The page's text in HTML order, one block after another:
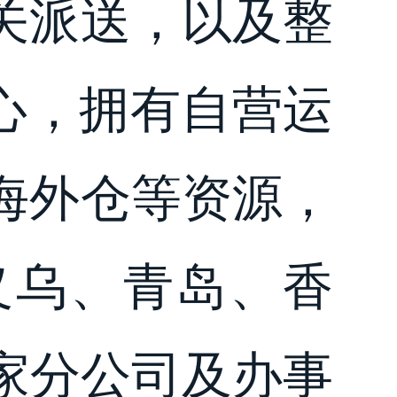
派送，以及整
，拥有自营运
仓等资源，
、青岛、香
分公司及办事